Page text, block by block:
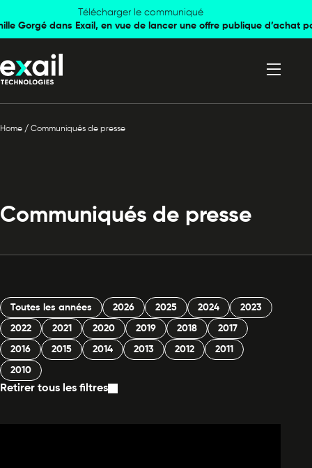
navigation
content
Télécharger le communiqué
Gorgé dans Exail, en vue de lancer une offre publique d’achat
Home / Communiqués de presse
Communiqués de presse
Toutes les années 2026 2025 2024 2023
2022 2021 2020 2019 2018 2017
2016 2015 2014 2013 2012 2011
2010
Retirer tous les filtres